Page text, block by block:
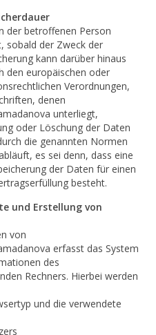
der betroffenen Person
sobald der Zweck der
kann darüber hinaus
den europäischen oder
Verordnungen,
denen
unterliegt,
oder Löschung der Daten
die genannten Normen
es sei denn, dass eine
der Daten für einen
besteht.
und Erstellung von
von
erfasst das System
des
Rechners. Hierbei werden
und die verwendete